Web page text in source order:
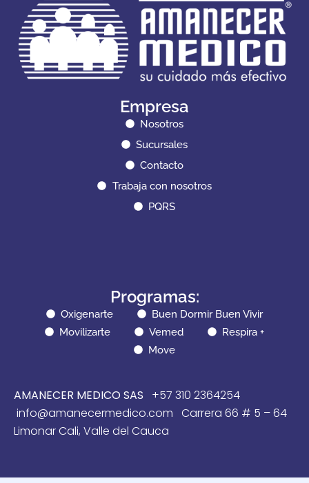
Empresa
Nosotros
Sucursales
Contacto
Trabaja con nosotros
PQRS
Programas:
Oxigenarte
Buen Dormir Buen Vivir
Movilizarte
Vemed
Respira +
Move
AMANECER MEDICO SAS +57 310 2364254
info@amanecermedico.com Carrera 66 # 5 – 64
Limonar Cali, Valle del Cauca